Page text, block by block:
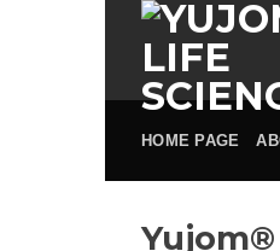
Skip
content
HOME PAGE